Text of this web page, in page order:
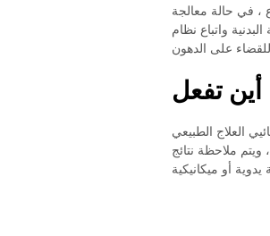
، في حالة معالجة
واتباع نظام
أين تفعل
العلاج الطبيعي
ملاحظة نتائج